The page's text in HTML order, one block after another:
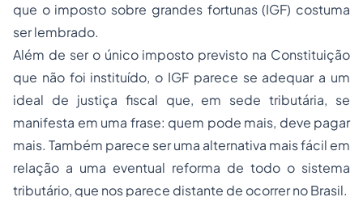
que o imposto sobre grandes fortunas (IGF) costuma
ser lembrado.
Além de ser o único imposto previsto na Constituição
que não foi instituído, o IGF parece se adequar a um
ideal de justiça fiscal que, em sede tributária, se
manifesta em uma frase: quem pode mais, deve pagar
mais. Também parece ser uma alternativa mais fácil em
relação a uma eventual reforma de todo o sistema
tributário, que nos parece distante de ocorrer no Brasil.